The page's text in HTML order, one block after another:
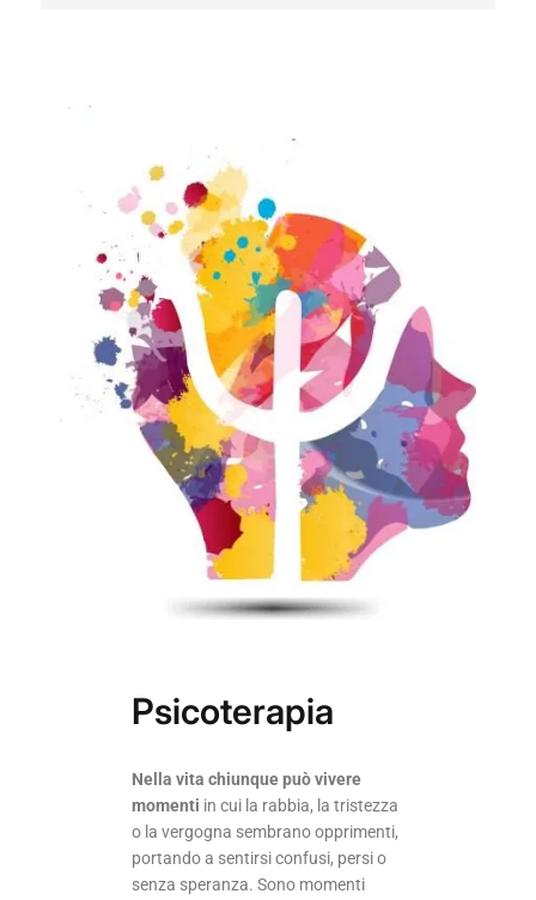
Psicoterapia
Nella vita chiunque può vivere
momenti in cui la rabbia, la tristezza
o la vergogna sembrano opprimenti,
portando a sentirsi confusi, persi o
senza speranza. Sono momenti